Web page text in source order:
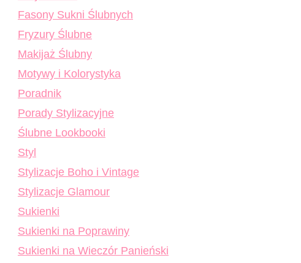
Fasony Sukni Ślubnych
Fryzury Ślubne
Makijaż Ślubny
Motywy i Kolorystyka
Poradnik
Porady Stylizacyjne
Ślubne Lookbooki
Styl
Stylizacje Boho i Vintage
Stylizacje Glamour
Sukienki
Sukienki na Poprawiny
Sukienki na Wieczór Panieński